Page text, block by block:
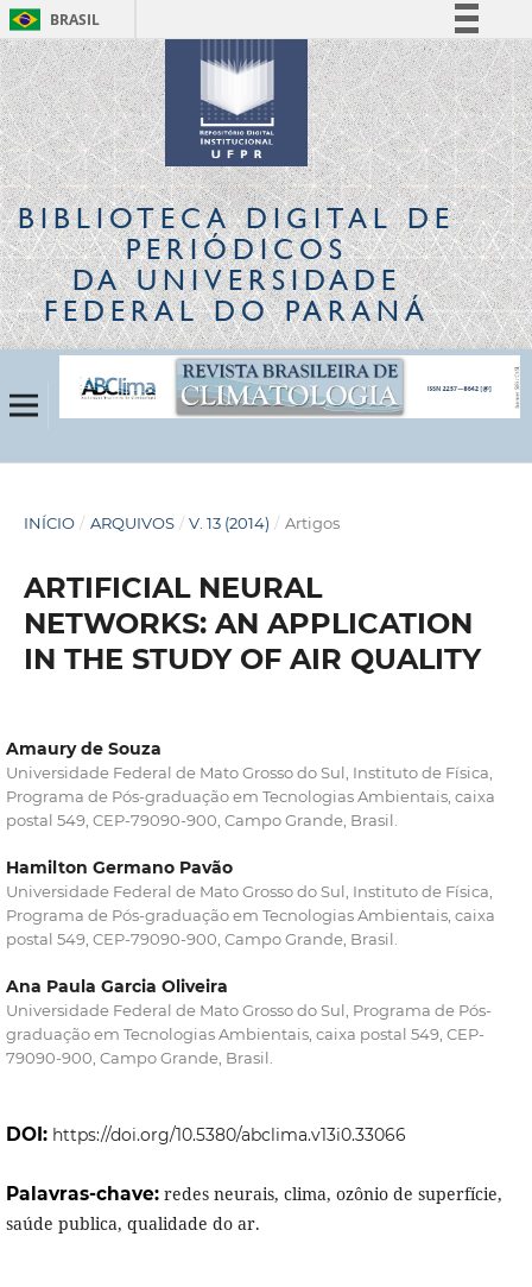
BRASIL
Simplifique!
Comunica BR
Participe
Acesso à informação
Legislação
Canais
BIBLIOTECA DIGITALDE
PERIÓDICOS
DA UNIVERSIDADE
FEDERAL DO PARANÁ
INÍCIO / ARQUIVOS / V. 13 (2014) / Artigos
ARTIFICIAL NEURAL
NETWORKS: AN APPLICATION
IN THE STUDY OF AIR QUALITY
Amaury de Souza
Universidade Federal de Mato Grosso do Sul, Instituto de Física,
Programa de Pós-graduação em Tecnologias Ambientais, caixa
postal 549, CEP-79090-900, Campo Grande, Brasil.
Hamilton Germano Pavão
Universidade Federal de Mato Grosso do Sul, Instituto de Física,
Programa de Pós-graduação em Tecnologias Ambientais, caixa
postal 549, CEP-79090-900, Campo Grande, Brasil.
Ana Paula Garcia Oliveira
Universidade Federal de Mato Grosso do Sul, Programa de Pós-
graduação em Tecnologias Ambientais, caixa postal 549, CEP-
79090-900, Campo Grande, Brasil.
DOI: https://doi.org/10.5380/abclima.v13i0.33066
Palavras-chave: redes neurais, clima, ozônio de superfície,
saúde publica, qualidade do ar.